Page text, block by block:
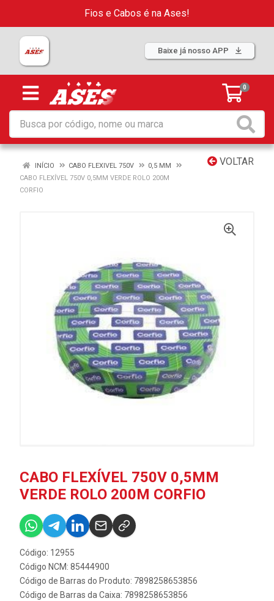
Fios e Cabos é na Ases!
Baixe já nosso APP
0
VOLTAR
INÍCIO CABO FLEXIVEL 750V
0,5 MM
CABO FLEXÍVEL 750V 0,5MM VERDE ROLO 200M
CORFIO
CABO FLEXÍVEL 750V 0,5MM
VERDE ROLO 200M CORFIO
Código: 12955
Código NCM: 85444900
Código de Barras do Produto: 7898258653856
Código de Barras da Caixa: 7898258653856